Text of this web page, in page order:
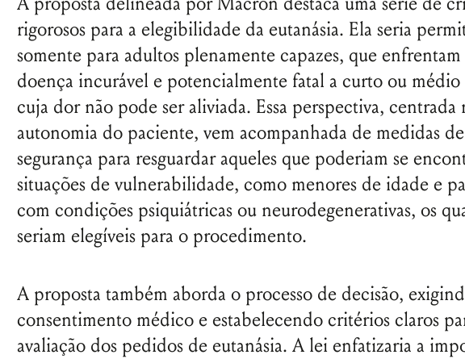
rigorosos para a elegibilidade da eutanásia. Ela seria
somente para adultos plenamente capazes, que enfrentam
doença incurável e potencialmente fatal a curto ou médio
cuja dor não pode ser aliviada. Essa perspectiva, centrada
autonomia do paciente, vem acompanhada de medidas de
segurança para resguardar aqueles que poderiam se
situações de vulnerabilidade, como menores de idade e
com condições psiquiátricas ou neurodegenerativas, os
seriam elegíveis para o procedimento.
A proposta também aborda o processo de decisão,
consentimento médico e estabelecendo critérios claros
avaliação dos pedidos de eutanásia. A lei enfatizaria a